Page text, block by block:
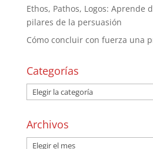
Ethos, Pathos, Logos: Aprende
pilares de la persuasión
Cómo concluir con fuerza una
Categorías
Archivos